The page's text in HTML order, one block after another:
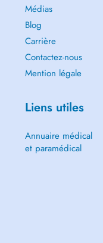
Médias
Blog
Carrière
Contactez-nous
Mention légale
Liens utiles
Annuaire médical
et paramédical